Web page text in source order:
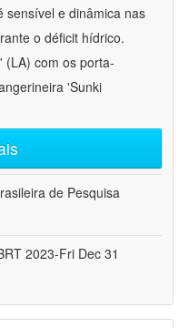
sensível e dinâmica nas
o déficit hídrico.
(LA) com os porta-
'Sunki
de Pesquisa
2023-Fri Dec 31